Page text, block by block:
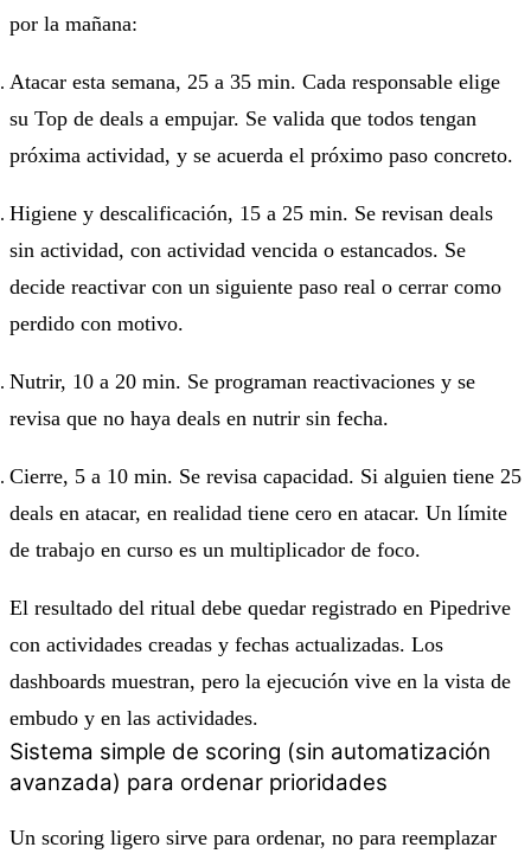
por la mañana:
Atacar esta semana, 25 a 35 min. Cada responsable elige
su Top de deals a empujar. Se valida que todos tengan
próxima actividad, y se acuerda el próximo paso concreto.
Higiene y descalificación, 15 a 25 min. Se revisan deals
sin actividad, con actividad vencida o estancados. Se
decide reactivar con un siguiente paso real o cerrar como
perdido con motivo.
Nutrir, 10 a 20 min. Se programan reactivaciones y se
revisa que no haya deals en nutrir sin fecha.
Cierre, 5 a 10 min. Se revisa capacidad. Si alguien tiene 25
deals en atacar, en realidad tiene cero en atacar. Un límite
de trabajo en curso es un multiplicador de foco.
El resultado del ritual debe quedar registrado en Pipedrive
con actividades creadas y fechas actualizadas. Los
dashboards muestran, pero la ejecución vive en la vista de
embudo y en las actividades.
Sistema simple de scoring (sin automatización
avanzada) para ordenar prioridades
Un scoring ligero sirve para ordenar, no para reemplazar